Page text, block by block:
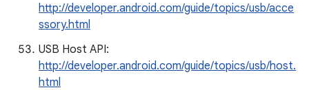
http://developer.android.com/guide/topics/usb/acce
ssory.html
USB Host API:
http://developer.android.com/guide/topics/usb/host.
html